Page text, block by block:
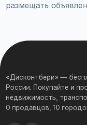
размещать
«Дисконтбери» —
России. Покупайте и
недвижимость,
0 продавцов, 10